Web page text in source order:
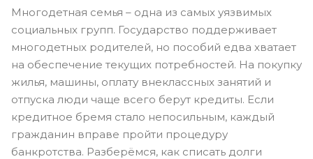
Многодетная семья – одна из самых уязвимых
социальных групп. Государство поддерживает
многодетных родителей, но пособий едва хватает
на обеспечение текущих потребностей. На покупку
жилья, машины, оплату внеклассных занятий и
отпуска люди чаще всего берут кредиты. Если
кредитное бремя стало непосильным, каждый
гражданин вправе пройти процедуру
банкротства. Разберёмся, как списать долги